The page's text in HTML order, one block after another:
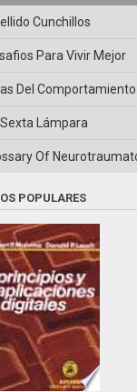
Cunchillos
Para Vivir Mejor
Del
Sexta Lámpara
Of
POPULARES